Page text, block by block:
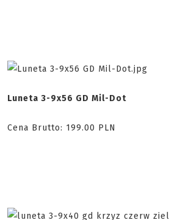
Luneta 3-9x56 GD Mil-Dot
Cena Brutto: 199.00 PLN